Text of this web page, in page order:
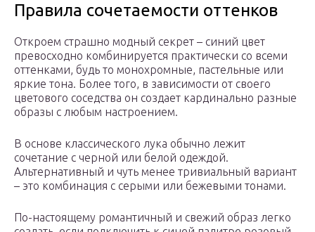
Правила сочетаемости оттенков
Откроем страшно модный секрет – синий цвет
превосходно комбинируется практически со всеми
оттенками, будь то монохромные, пастельные или
яркие тона. Более того, в зависимости от своего
цветового соседства он создает кардинально разные
образы с любым настроением.
В основе классического лука обычно лежит
сочетание с черной или белой одеждой.
Альтернативный и чуть менее тривиальный вариант
– это комбинация с серыми или бежевыми тонами.
По-настоящему романтичный и свежий образ легко